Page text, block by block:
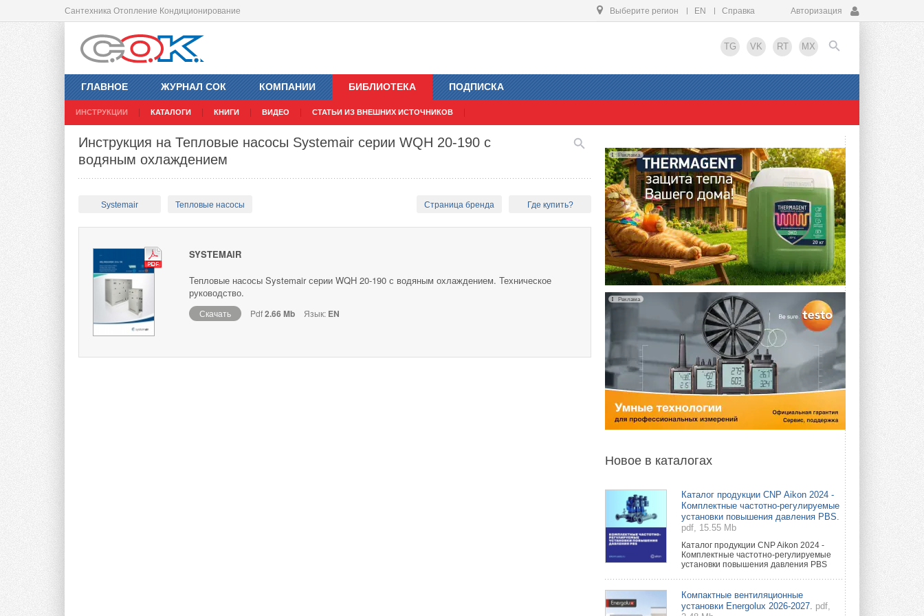
Сантехника Отопление Кондиционирование Выберите регион EN Справка Авторизация
TG VK RT MX
ГЛАВНОЕ ЖУРНАЛ СОК КОМПАНИИ БИБЛИОТЕКА
ИНСТРУКЦИИ КАТАЛОГИ КНИГИ ВИДЕО СТАТЬИ ИЗ ВНЕШНИХ ИСТОЧНИКОВ
ПОДПИСКА
EN
Инструкция на Тепловые насосы Systemair серии WQH 20-190 с
водяным охлаждением
Systemair Тепловые насосы Страница бренда Где купить?
SYSTEMAIR
Тепловые насосы Systemair серии WQH 20-190 с водяным охлаждением. Техническое
руководство.
Скачать Pdf2.66 Mb Язык: EN
Реклама
Реклама
Новое в каталогах
Каталог продукции CNP Aikon 2024 -
Комплектные частотно-регулируемые
установки повышения давления PBS.
pdf, 15.55 Mb
Каталог продукции CNP Aikon 2024 -
Комплектные частотно-регулируемые
установки повышения давления PBS
Компактные вентиляционные
установки Energolux 2026-2027. pdf,